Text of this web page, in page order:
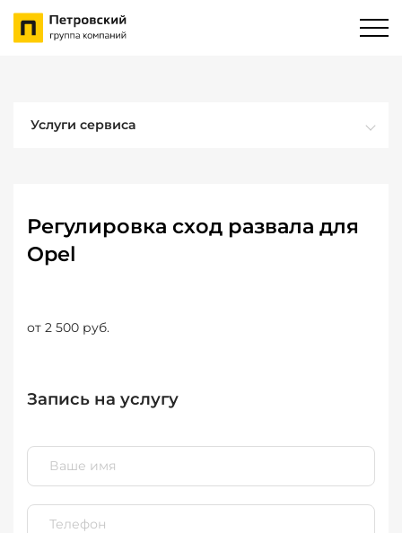
Услуги сервиса
Регулировка сход развала для
Opel
от 2 500 руб.
Запись на услугу